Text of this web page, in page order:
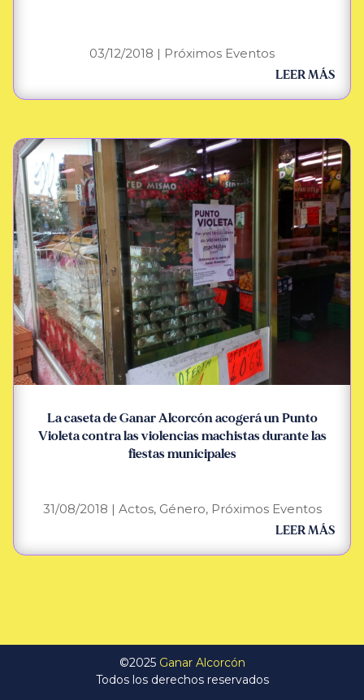
03/12/2018 | Próximos Eventos
LEER MÁS
La caseta de Ganar Alcorcón acogerá un Punto
Violeta contra las violencias machistas durante las
fiestas municipales
31/08/2018 | Actos, Género, Próximos Eventos
LEER MÁS
©2025 Ganar Alcorcón
Todos los derechos reservados